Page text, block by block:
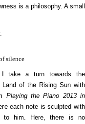
is a philosophy. A small
silence
I take a turn towards the
of the Rising Sun with
Playing the Piano 2013 in
each note is sculpted with
to him. Here, there is no